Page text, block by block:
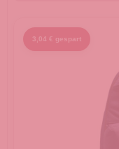
3,04 € gespart